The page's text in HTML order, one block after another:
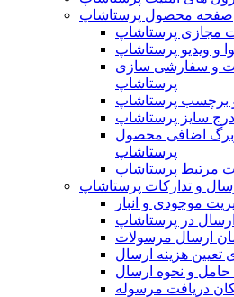
صفحه محصول پرستاشاپ
مجازی پرستاشاپ
و ویدیو پرستاشاپ
و سفارشی سازی
پرستاشاپ
برچسب پرستاشاپ
سایز پرستاشاپ
اضافی محصول
پرستاشاپ
مرتبط پرستاشاپ
و تدارکات پرستاشاپ
موجودی و انبار
در پرستاشاپ
ارسال مرسولات
تعیین هزینه ارسال
حامل و نحوه ارسال
دریافت مرسوله